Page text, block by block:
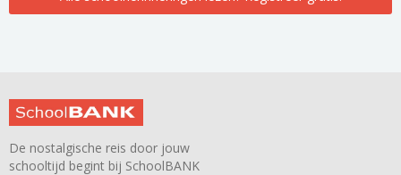
De nostalgische reis door jouw
schooltijd begint bij SchoolBANK